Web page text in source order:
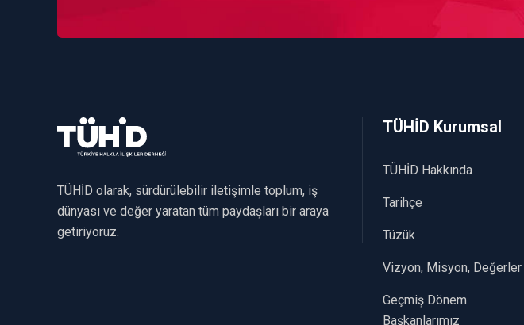
TÜHİD olarak, sürdürülebilir iletişimle toplum, iş
dünyası ve değer yaratan tüm paydaşları bir araya
getiriyoruz.
TÜHİD Kurumsal
TÜHİD Hakkında
Tarihçe
Tüzük
Vizyon, Misyon, Değerler
Geçmiş Dönem
Başkanlarımız